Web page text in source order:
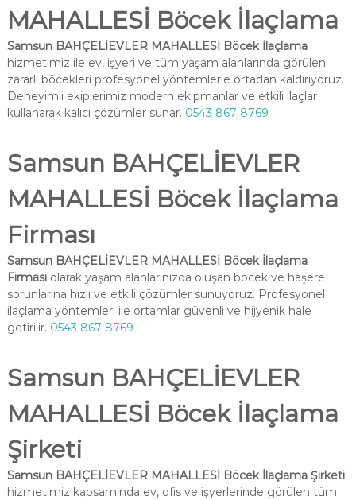
MAHALLESİ Böcek İlaçlama
Samsun BAHÇELİEVLER MAHALLESİ Böcek İlaçlama
hizmetimiz ile ev, işyeri ve tüm yaşam alanlarında görülen
zararlı böcekleri profesyonel yöntemlerle ortadan kaldırıyoruz.
Deneyimli ekiplerimiz modern ekipmanlar ve etkili ilaçlar
kullanarak kalıcı çözümler sunar. 0543 867 8769
Samsun BAHÇELİEVLER
MAHALLESİ Böcek İlaçlama
Firması
Samsun BAHÇELİEVLER MAHALLESİ Böcek İlaçlama
Firmasıolarak yaşam alanlarınızda oluşan böcek ve haşere
sorunlarına hızlı ve etkili çözümler sunuyoruz. Profesyonel
ilaçlama yöntemleri ile ortamlar güvenli ve hijyenik hale
getirilir. 0543 867 8769
Samsun BAHÇELİEVLER
MAHALLESİ Böcek İlaçlama
Şirketi
Samsun BAHÇELİEVLER MAHALLESİ Böcek İlaçlama Şirketi
hizmetimiz kapsamında ev, ofis ve işyerlerinde görülen tüm